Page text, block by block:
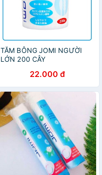
TĂM BÔNG JOMI NGƯỜI
LỚN 200 CÂY
22.000 đ